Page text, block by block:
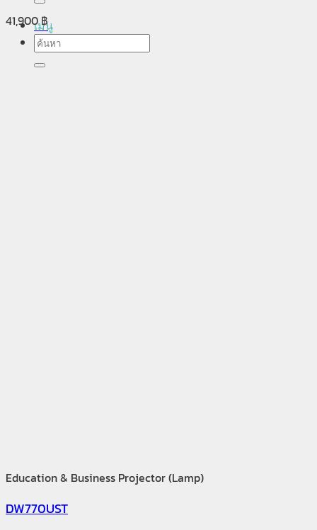
เมนู
ค้นหา:
41,900฿
Education & Business Projector (Lamp)
DW770UST